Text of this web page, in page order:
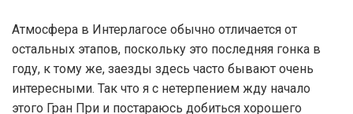
Атмосфера в Интерлагосе обычно отличается от
остальных этапов, поскольку это последняя гонка в
году, к тому же, заезды здесь часто бывают очень
интересными. Так что я с нетерпением жду начало
этого Гран При и постараюсь добиться хорошего